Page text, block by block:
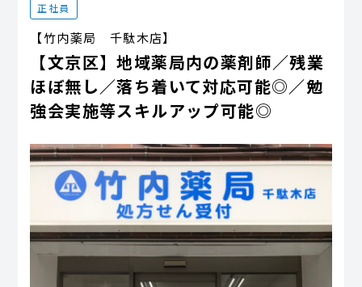
正社員
【竹内薬局 千駄木店】
【文京区】地域薬局内の薬剤師／残業
ほぼ無し／落ち着いて対応可能◎／勉
強会実施等スキルアップ可能◎